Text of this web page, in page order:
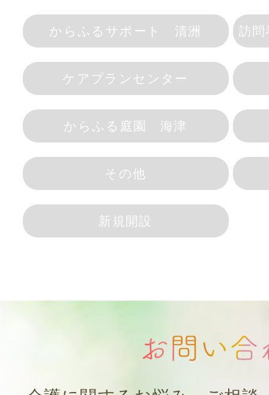
からふるサポート 清洲 訪
ケアプランセンター
からふる庭園 海津
その他
新規開設